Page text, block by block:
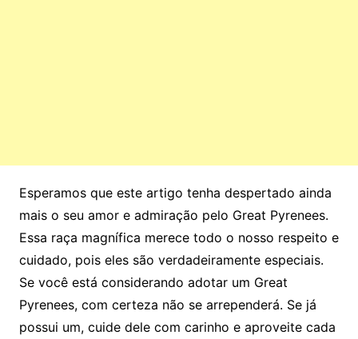
Esperamos que este artigo tenha despertado ainda
mais o seu amor e admiração pelo Great Pyrenees.
Essa raça magnífica merece todo o nosso respeito e
cuidado, pois eles são verdadeiramente especiais.
Se você está considerando adotar um Great
Pyrenees, com certeza não se arrependerá. Se já
possui um, cuide dele com carinho e aproveite cada